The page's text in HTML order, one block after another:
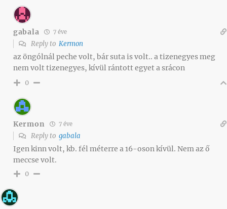
gabala 7 éve
Reply to Kermon
az öngólnál peche volt, bár suta is volt.. a tizenegyes meg
nem volt tizenegyes, kívül rántott egyet a srácon
0
Kermon 7 éve
Reply to gabala
Igen kinn volt, kb. fél méterre a 16-oson kívül. Nem az ő
meccse volt.
0